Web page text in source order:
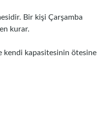
Bir kişi Çarşamba
kurar.
kendi kapasitesinin ötesine